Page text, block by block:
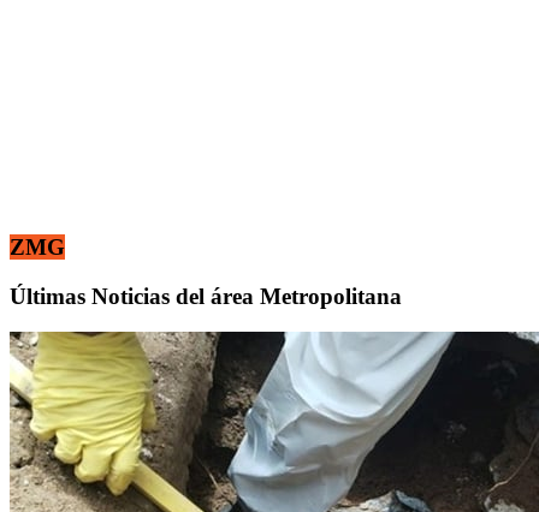
ZMG
Últimas Noticias del área Metropolitana